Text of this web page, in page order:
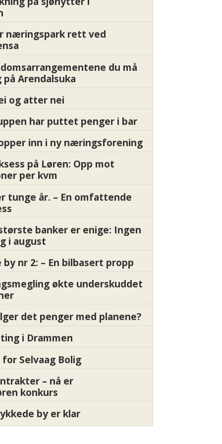
næringspark rett ved
du må
Arendalsuka
og atter nei
har puttet penger i bar
inn i ny næringsforening
på Løren: Opp mot
per kvm
tunge år. – En omfattende
banker er enige: Ingen
i august
nr 2: – En bilbasert propp
økte underskuddet
det penger med planene?
i Drammen
for Selvaag Bolig
– nå er
konkurs
by er klar